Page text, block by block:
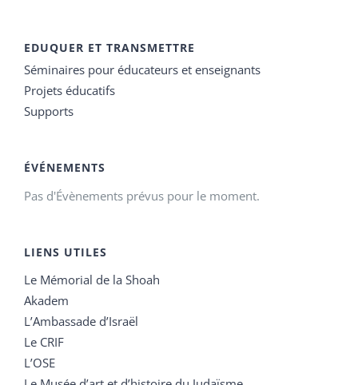
EDUQUER ET TRANSMETTRE
Séminaires pour éducateurs et enseignants
Projets éducatifs
Supports
ÉVÉNEMENTS
Pas d'Évènements prévus pour le moment.
LIENS UTILES
Le Mémorial de la Shoah
Akadem
L’Ambassade d’Israël
Le CRIF
L’OSE